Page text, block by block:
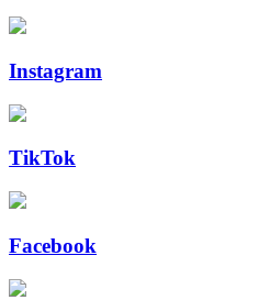
Instagram
TikTok
Facebook